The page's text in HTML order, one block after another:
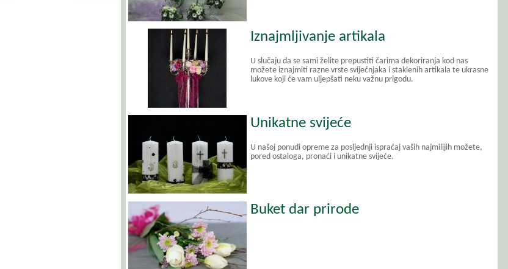
Iznajmljivanje artikala
U slučaju da se sami želite prepustiti čarima dekoriranja kod nas
možete iznajmiti razne vrste svijećnjaka i staklenih artikala te ukrasne
lukove koji će vam uljepšati neku važnu prigodu.
Unikatne svijeće
U našoj ponudi opreme za posljednji ispraćaj vaših najmilijih možete,
pored ostaloga, pronaći i unikatne svijeće.
Buket dar prirode